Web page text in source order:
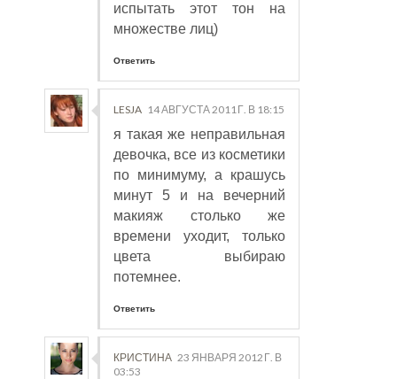
испытать этот тон на
множестве лиц)
Ответить
LESJA 14 АВГУСТА 2011 Г. В 18:15
я такая же неправильная
девочка, все из косметики
по минимуму, а крашусь
минут 5 и на вечерний
макияж столько же
времени уходит, только
цвета выбираю
потемнее.
Ответить
КРИСТИНА 23 ЯНВАРЯ 2012 Г. В
03:53